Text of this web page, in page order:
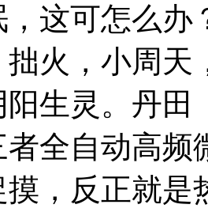
，这可怎么
拙火，小周
生灵。丹田
者全自动高
，反正就是